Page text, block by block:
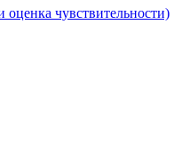
чувствительности)